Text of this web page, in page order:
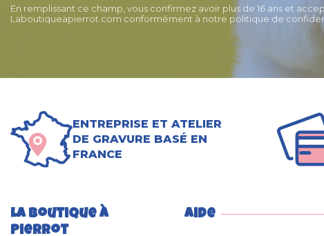
En remplissant ce champ, vous confirmez avoir plus de 16 ans et
Laboutiqueapierrot.com conformément à notre politique de
ENTREPRISE ET ATELIER
DE GRAVURE BASÉ EN
FRANCE
La boutique à
Pierrot
Aide